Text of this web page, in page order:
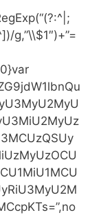
g,”\\$1″)+”=